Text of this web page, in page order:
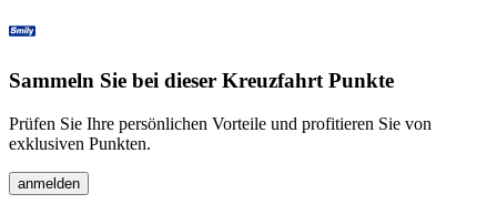
Sammeln Sie bei dieser Kreuzfahrt Punkte
Prüfen Sie Ihre persönlichen Vorteile und profitieren Sie von
exklusiven Punkten.
anmelden